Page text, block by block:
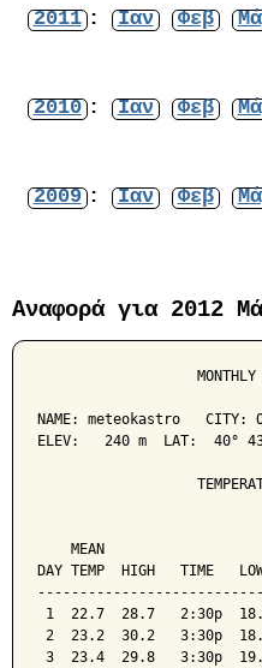
2011 : Ιαν Φεβ
2010 : Ιαν Φεβ
2009 : Ιαν Φεβ
Αναφορά για 2012
NAME: meteokastro   CITY:
ELEV:   240 m  LAT:  40°
MEAN
DAY TEMP  HIGH   TIME
1  22.7  28.7   2:30p
2  23.2  30.2   3:30p
3  23.4  29.8   3:30p